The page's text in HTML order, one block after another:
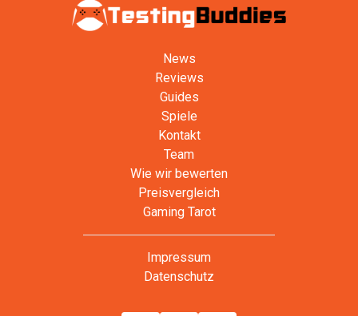
News
Reviews
Guides
Spiele
Kontakt
Team
Wie wir bewerten
Preisvergleich
Gaming Tarot
Impressum
Datenschutz